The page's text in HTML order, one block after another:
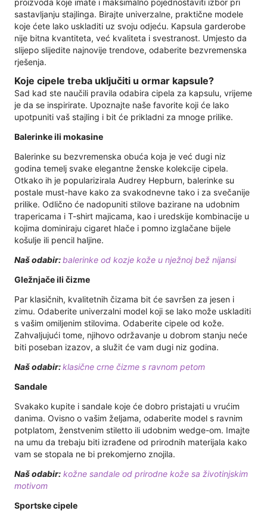
proizvoda koje imate i maksimalno pojednostaviti izbor pri
sastavljanju stajlinga. Birajte univerzalne, praktične modele
koje ćete lako uskladiti uz svoju odjeću. Kapsula garderobe
nije bitna kvantiteta, već kvaliteta i svestranost. Umjesto da
slijepo slijedite najnovije trendove, odaberite bezvremenska
rješenja.
Koje cipele treba uključiti u ormar kapsule?
Sad kad ste naučili pravila odabira cipela za kapsulu, vrijeme
je da se inspirirate. Upoznajte naše favorite koji će lako
upotpuniti vaš stajling i bit će prikladni za mnoge prilike.
Balerinke ili mokasine
Balerinke su bezvremenska obuća koja je već dugi niz
godina temelj svake elegantne ženske kolekcije cipela.
Otkako ih je popularizirala Audrey Hepburn, balerinke su
postale must-have kako za svakodnevne tako i za svečanije
prilike. Odlično će nadopuniti stilove bazirane na udobnim
trapericama i T-shirt majicama, kao i uredskije kombinacije u
kojima dominiraju cigaret hlače i pomno izglačane bijele
košulje ili pencil haljine.
Naš odabir:balerinke od kozje kože u nježnoj bež nijansi
Gležnjače ili čizme
Par klasičnih, kvalitetnih čizama bit će savršen za jesen i
zimu. Odaberite univerzalni model koji se lako može uskladiti
s vašim omiljenim stilovima. Odaberite cipele od kože.
Zahvaljujući tome, njihovo održavanje u dobrom stanju neće
biti poseban izazov, a služit će vam dugi niz godina.
Naš odabir:klasične crne čizme s ravnom petom
Sandale
Svakako kupite i sandale koje će dobro pristajati u vrućim
danima. Ovisno o vašim željama, odaberite model s ravnim
potplatom, ženstvenim stiletto ili udobnim wedge-om. Imajte
na umu da trebaju biti izrađene od prirodnih materijala kako
vam se stopala ne bi prekomjerno znojila.
Naš odabir: kožne sandale od prirodne kože sa životinjskim
motivom
Sportske cipele